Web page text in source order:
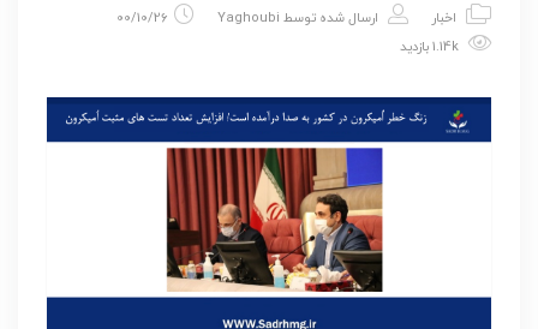
اخبار ارسال شده توسط Yaghoubi
00/10/26